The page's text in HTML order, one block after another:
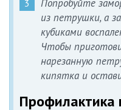
Попробуйте
из петрушки, а
кубиками
Чтобы
нарезанную
кипятка и